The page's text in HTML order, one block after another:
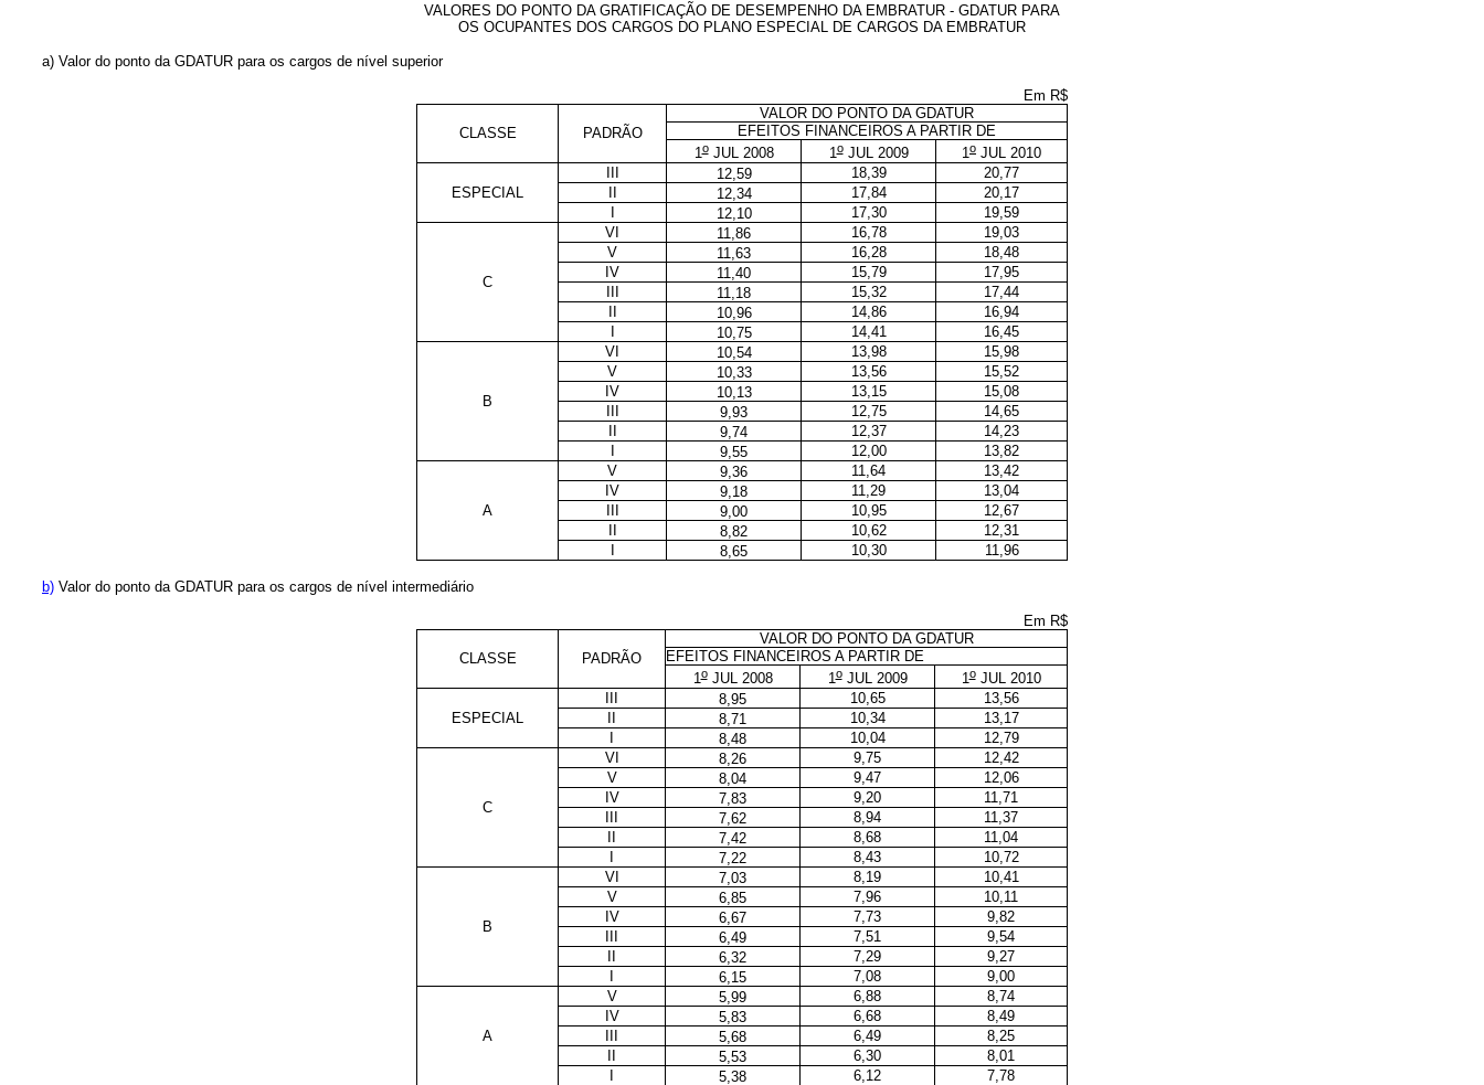
VALORES DO PONTO DA GRATIFICAÇÃO DE DESEMPENHO DA EMBRATUR - GDATUR PARA
OS OCUPANTES DOS CARGOS DO PLANO ESPECIAL DE CARGOS DA EMBRATUR
a) Valor do ponto da GDATUR para os cargos de nível superior
Em R$
CLASSE PADRÃO
VALOR DO PONTO DA GDATUR
EFEITOS FINANCEIROS A PARTIR DE
1oJUL 2008 1oJUL 2009 1o JUL 2010
ESPECIAL
12,59 18,39
20,77
12,34 17,84
20,17
12,10 17,30 19,59
C
VI 11,86 16,78
19,03
V
11,63 16,28
18,48
IV
11,40 15,79
17,95
11,18 15,32
17,44
10,96 14,86
16,94
10,75 14,41 16,45
B
VI 10,54 13,98
15,98
V
10,33 13,56
15,52
IV
10,13 13,15
15,08
9,93 12,75
14,65
9,74 12,37
14,23
9,55 12,00 13,82
A
V 9,36 11,64
13,42
IV
9,18 11,29
13,04
9,00 10,95
12,67
8,82 10,62
12,31
8,65 10,30 11,96
b) Valor do ponto da GDATUR para os cargos de nível intermediário
Em R$
CLASSE PADRÃO
VALOR DO PONTO DA GDATUR
EFEITOS FINANCEIROS A PARTIR DE
1oJUL 2008 1oJUL 2009 1oJUL 2010
ESPECIAL
8,95 10,65
13,56
8,71 10,34
13,17
8,48 10,04 12,79
C
VI 8,26 9,75
12,42
V
8,04 9,47
12,06
IV
7,83 9,20
11,71
7,62 8,94
11,37
7,42 8,68
11,04
7,22 8,43 10,72
B
VI 7,03 8,19
10,41
V
6,85 7,96
10,11
IV
6,67 7,73
9,82
6,49 7,51
9,54
6,32 7,29
9,27
6,15 7,08 9,00
A
V 5,99 6,88
8,74
IV
5,83 6,68
8,49
5,68 6,49
8,25
5,53 6,30
8,01
5,38 6,12 7,78